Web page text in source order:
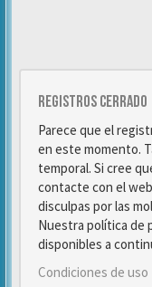
Registros cerrado
Parece que el
en este momento.
temporal. Si cree
contacte con el
disculpas por las
Nuestra política de
disponibles a
Condiciones de uso